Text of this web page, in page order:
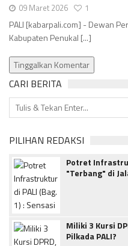
09 Maret 2026 1
PALI [kabarpali.com] - Dewan
Kabupaten Penukal [...]
Tinggalkan Komentar
CARI BERITA
PILIHAN REDAKSI
Potret
"Terbang" di
Miliki 3 Kursi
Pilkada PALI?